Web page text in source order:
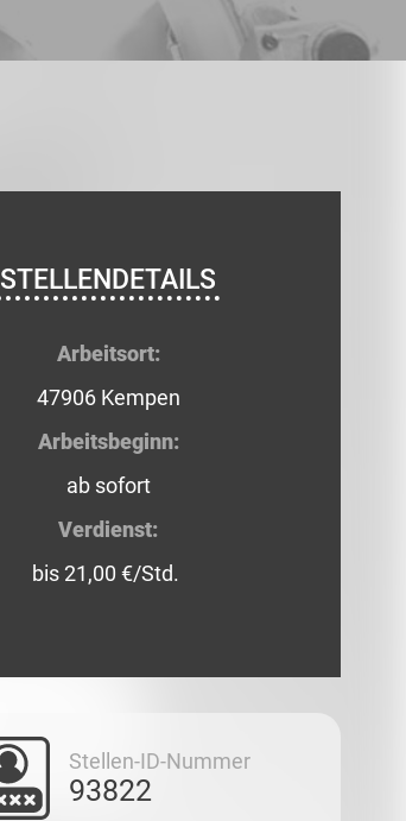
STELLENDETAILS
Arbeitsort:
47906 Kempen
Arbeitsbeginn:
ab sofort
Verdienst:
bis 21,00 €/Std.
Stellen-ID-Nummer
93822